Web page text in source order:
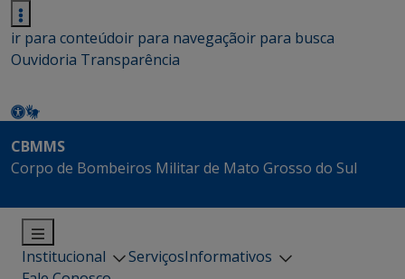
ir para conteúdoir para navegaçãoir para busca
Ouvidoria Transparência
CBMMS
Corpo de Bombeiros Militar de Mato Grosso do Sul
Institucional ServiçosInformativos